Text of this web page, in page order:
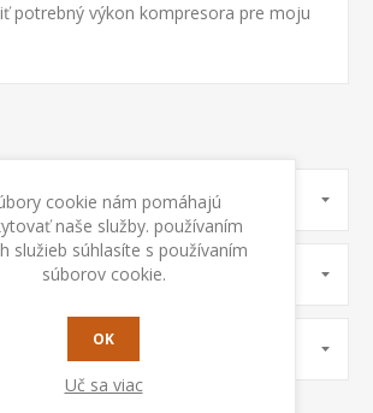
potrebný výkon kompresora pre moju
kompresora
kompresora
bezpečnosti
BLOG SEARCH
ARCHÍV
POPULÁRNY BLOG TAGY
cookie nám pomáhajú
naše služby. používaním
služieb súhlasíte s používaním
súborov cookie.
OK
Uč sa viac